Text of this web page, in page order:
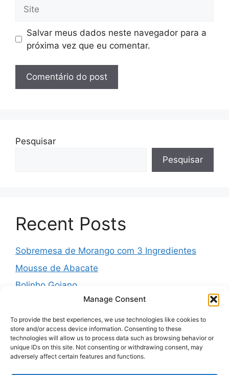
Manage Consent
To provide the best experiences, we use technologies like cookies to
store and/or access device information. Consenting to these
technologies will allow us to process data such as browsing behavior or
unique IDs on this site. Not consenting or withdrawing consent, may
adversely affect certain features and functions.
Salvar meus dados neste navegador para a
próxima vez que eu comentar.
Pesquisar
Pesquisar
Recent Posts
Sobremesa de Morango com 3 Ingredientes
Mousse de Abacate
Bolinho Goiano
Muffins Salgados de Legumes